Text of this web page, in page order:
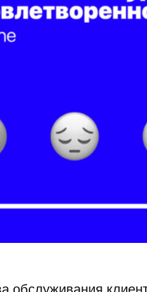
обслуживания